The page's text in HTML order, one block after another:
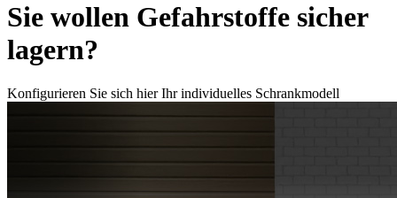
Sie wollen Gefahrstoffe sicher
lagern?
Konfigurieren Sie sich hier Ihr individuelles Schrankmodell